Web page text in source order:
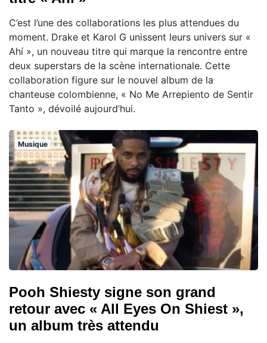
C’est l’une des collaborations les plus attendues du
moment. Drake et Karol G unissent leurs univers sur «
Ahí », un nouveau titre qui marque la rencontre entre
deux superstars de la scène internationale. Cette
collaboration figure sur le nouvel album de la
chanteuse colombienne, « No Me Arrepiento de Sentir
Tanto », dévoilé aujourd’hui.
Musique
Pooh Shiesty signe son grand
retour avec « All Eyes On Shiest »,
un album très attendu